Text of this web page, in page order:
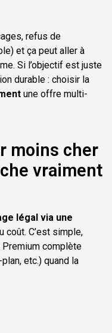
refus de
et ça peut aller à
Si l’objectif est juste
durable : choisir la
une offre multi-
moins cher
vraiment
légal via une
coût. C’est simple,
Premium complète
etc.) quand la